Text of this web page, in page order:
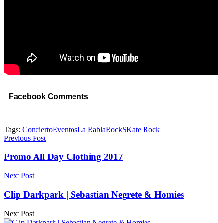
Facebook Comments
Tags: ConciertoEventosLa RablaRockSKate Rock
Previous Post
Promo All Day Clothing 2017
Next Post
Clip Darkpark | Sebastian Negrete & Homies
Next Post